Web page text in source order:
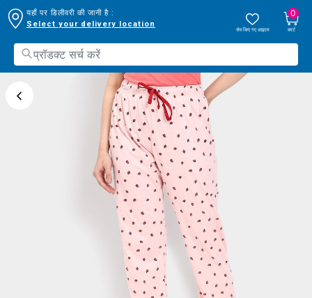
यहाँ पर डिलीवरी की जानी है :
Select your delivery location
सेव किए गए आइटम
0
कार्ट